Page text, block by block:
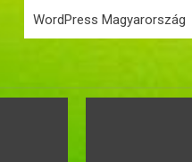
WordPress Magyarország